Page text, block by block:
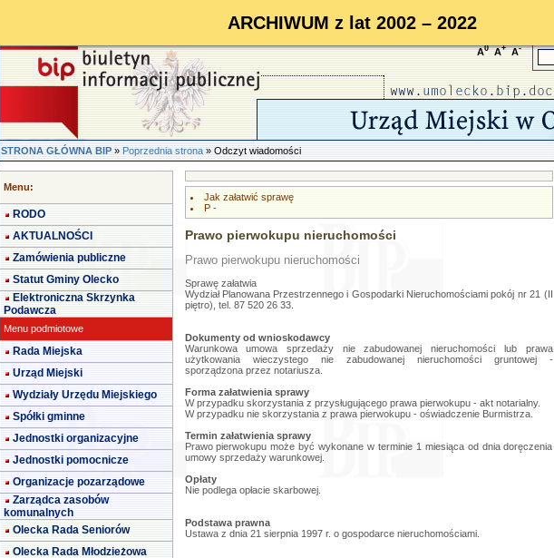
ARCHIWUM z lat 2002 – 2022
A0 A+ A-
STRONA GŁÓWNA BIP»Poprzednia strona» Odczyt wiadomości
Menu:
RODO
AKTUALNOŚCI
Zamówienia publiczne
Statut Gminy Olecko
Elektroniczna Skrzynka
Podawcza
Menu podmiotowe
Rada Miejska
Urząd Miejski
Wydziały Urzędu Miejskiego
Spółki gminne
Jednostki organizacyjne
Jednostki pomocnicze
Organizacje pozarządowe
Zarządca zasobów
komunalnych
Olecka Rada Seniorów
Olecka Rada Młodzieżowa
Jak załatwić sprawę
P -
Prawo pierwokupu nieruchomości
Prawo pierwokupu nieruchomości
Sprawę załatwia
Wydział Planowana Przestrzennego i Gospodarki Nieruchomościami pokój nr 21 (II
piętro), tel. 87 520 26 33.
Dokumenty od wnioskodawcy
Warunkowa umowa sprzedaży nie zabudowanej nieruchomości lub prawa
użytkowania wieczystego nie zabudowanej nieruchomości gruntowej -
sporządzona przez notariusza.
Forma załatwienia sprawy
W przypadku skorzystania z przysługującego prawa pierwokupu - akt notarialny.
W przypadku nie skorzystania z prawa pierwokupu - oświadczenie Burmistrza.
Termin załatwienia sprawy
Prawo pierwokupu może być wykonane w terminie 1 miesiąca od dnia doręczenia
umowy sprzedaży warunkowej.
Opłaty
Nie podlega opłacie skarbowej.
Podstawa prawna
Ustawa z dnia 21 sierpnia 1997 r. o gospodarce nieruchomościami.